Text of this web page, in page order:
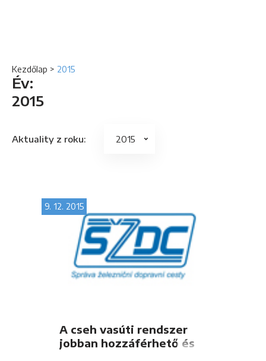
Kezdőlap > 2015
Év:
2015
Aktuality z roku:
9. 12. 2015
A cseh vasúti rendszer
jobban hozzáférhető és